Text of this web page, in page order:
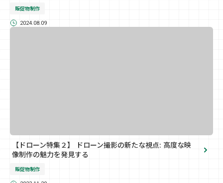
販促物制作
2024.08.09
【ドローン特集２】 ドローン撮影の新たな視点: 高度な映
像制作の魅力を発見する
販促物制作